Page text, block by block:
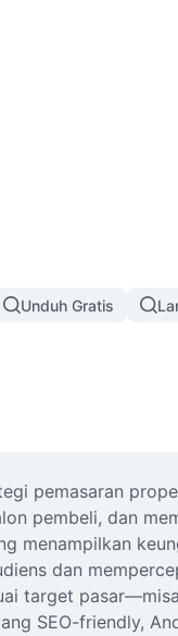
Unduh Gratis
pemasaran
pembeli, dan
menampilkan
dan
target
SEO-friendly,